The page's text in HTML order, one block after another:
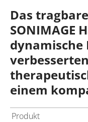
Das
SONIMAGE
dynamische
einem
Produkt